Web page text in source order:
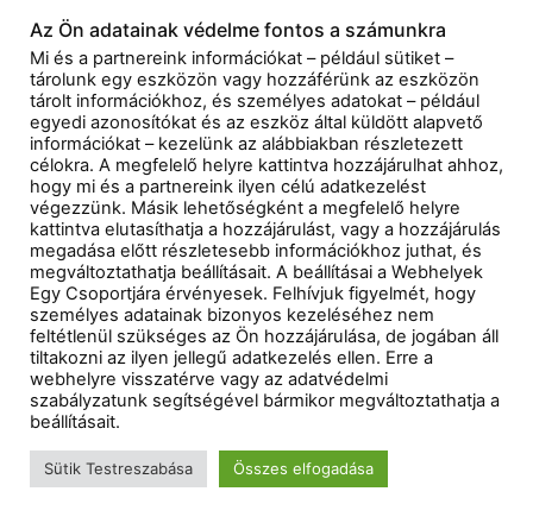
Az Ön adatainak védelme fontos a számunkra
Mi és a partnereink információkat – például sütiket –
tárolunk egy eszközön vagy hozzáférünk az eszközön
tárolt információkhoz, és személyes adatokat – például
egyedi azonosítókat és az eszköz által küldött alapvető
információkat – kezelünk az alábbiakban részletezett
célokra. A megfelelő helyre kattintva hozzájárulhat ahhoz,
hogy mi és a partnereink ilyen célú adatkezelést
végezzünk. Másik lehetőségként a megfelelő helyre
kattintva elutasíthatja a hozzájárulást, vagy a hozzájárulás
megadása előtt részletesebb információkhoz juthat, és
megváltoztathatja beállításait. A beállításai a Webhelyek
Egy Csoportjára érvényesek. Felhívjuk figyelmét, hogy
személyes adatainak bizonyos kezeléséhez nem
feltétlenül szükséges az Ön hozzájárulása, de jogában áll
tiltakozni az ilyen jellegű adatkezelés ellen. Erre a
webhelyre visszatérve vagy az adatvédelmi
szabályzatunk segítségével bármikor megváltoztathatja a
beállításait.
Sütik Testreszabása Összes elfogadása